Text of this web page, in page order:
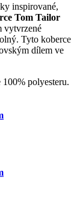
inspirované,
Tom Tailor
vytvrzené
Tyto koberce
dílem ve
polyesteru.